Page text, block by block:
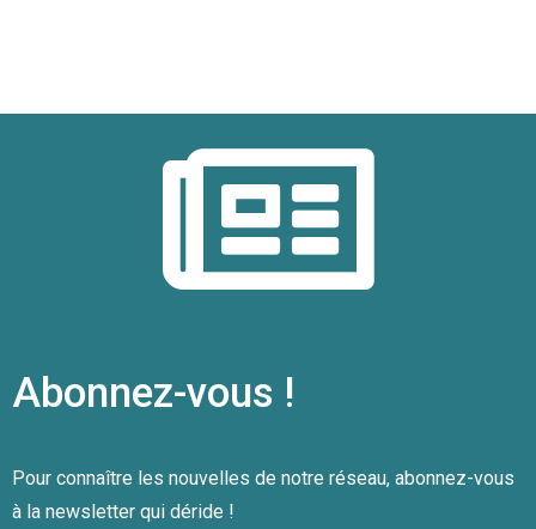
Abonnez-vous !
Pour connaître les nouvelles de notre réseau, abonnez-vous
à la newsletter qui déride !